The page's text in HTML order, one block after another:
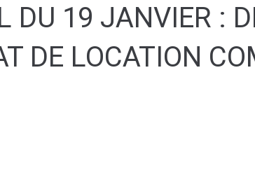
DU 19 JANVIER :
DE LOCATION